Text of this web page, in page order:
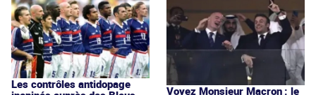
Les contrôles antidopage
Voyez Monsieur Macron : le